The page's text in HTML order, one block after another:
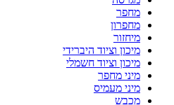
מחפר
מחפרון
מיחזור
מיכון וציוד היברידי
מיכון וציוד חשמלי
מיני מחפר
מיני מעמיס
מכבש